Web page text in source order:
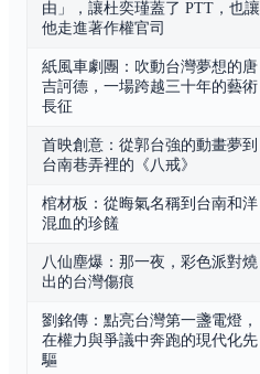
由」，讓杜奕瑾蓋了 PTT，也讓
他走進著作權官司
紙風車劇團：吹動台灣夢想的唐
吉訶德，一場跨越三十年的藝術
長征
首映創意：從郭台強的動畫夢到
台南巷弄裡的《八戒》
棺材板：從晦氣名稱到台南和洋
混血的珍饈
八仙塵爆：那一夜，彩色派對燒
出的台灣傷痕
劉銘傳：點亮台灣第一盞電燈，
在權力與爭議中奔跑的現代化先
驅